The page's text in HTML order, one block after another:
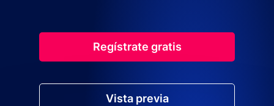
Regístrate gratis
Vista previa